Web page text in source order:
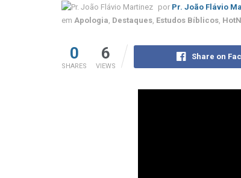
por Pr. João Flávio
em Apologia, Destaques, Estudos Bíblicos,
0
SHARES
6
VIEWS
Share on